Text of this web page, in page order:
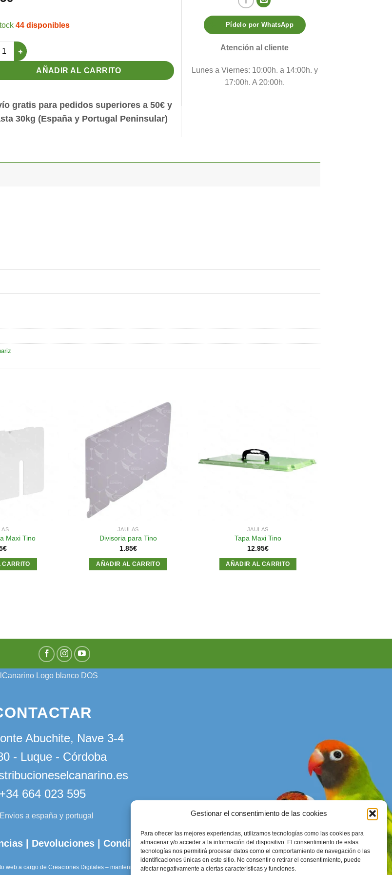
Gestionar el consentimiento de las cookies
Para ofrecer las mejores experiencias, utilizamos tecnologías como las cookies para
almacenar y/o acceder a la información del dispositivo. El consentimiento de estas
tecnologías nos permitirá procesar datos como el comportamiento de navegación o las
identificaciones únicas en este sitio. No consentir o retirar el consentimiento, puede
afectar negativamente a ciertas características y funciones.
44 disponibles
para jaula 43cm cantidad
AÑADIR AL CARRITO
gratis para pedidos superiores a 50€ y
30kg (España y Portugal Peninsular)
Pídelo por WhatsApp
Atención al cliente
Lunes a Viernes: 10:00h. a 14:00h. y
17:00h. A 20:00h.
Maxi Tino
€
Añadir
a la
deseos
JAULAS
Divisoria para Tino
1.85€
AÑADIR AL CARRITO
lista de
deseos
JAULAS
Tapa Maxi Tino
12.95€
AÑADIR AL CARRITO
Abuchite, Nave 3-4
- Luque - Córdoba
+34 664 023 595
Devoluciones Condiciones generales
web a cargo de Creaciones Digitales – mantenimiento web.